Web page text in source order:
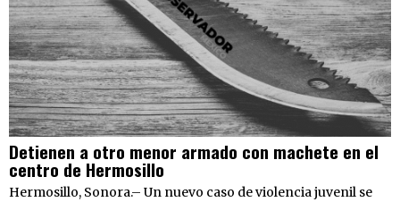
Detienen a otro menor armado con machete en el
centro de Hermosillo
Hermosillo, Sonora.– Un nuevo caso de violencia juvenil se